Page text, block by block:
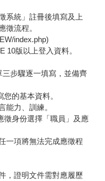
系統」註冊後填寫及上
徵流程。
index.php)
10版以上登入資料。
步驟逐一填寫，並備齊
的基本資料。
能力、訓練。
徵身份選擇「職員」及應
一項將無法完成應徵程
，證明文件需對應履歷